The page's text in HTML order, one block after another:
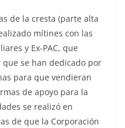
de la cresta (parte alta
mítines con las
y Ex-PAC, que
se han dedicado por
para que vendieran
de apoyo para la
se realizó en
de que la Corporación